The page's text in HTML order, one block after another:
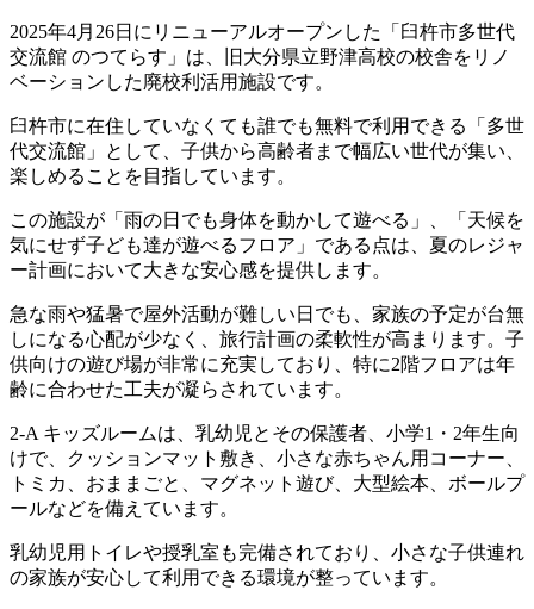
2025年4月26日にリニューアルオープンした「臼杵市多世代
交流館 のつてらす」は、旧大分県立野津高校の校舎をリノ
ベーションした廃校利活用施設です。
臼杵市に在住していなくても誰でも無料で利用できる「多世
代交流館」として、子供から高齢者まで幅広い世代が集い、
楽しめることを目指しています。
この施設が「雨の日でも身体を動かして遊べる」、「天候を
気にせず子ども達が遊べるフロア」である点は、夏のレジャ
ー計画において大きな安心感を提供します。
急な雨や猛暑で屋外活動が難しい日でも、家族の予定が台無
しになる心配が少なく、旅行計画の柔軟性が高まります。子
供向けの遊び場が非常に充実しており、特に2階フロアは年
齢に合わせた工夫が凝らされています。
2-A キッズルームは、乳幼児とその保護者、小学1・2年生向
けで、クッションマット敷き、小さな赤ちゃん用コーナー、
トミカ、おままごと、マグネット遊び、大型絵本、ボールプ
ールなどを備えています。
乳幼児用トイレや授乳室も完備されており、小さな子供連れ
の家族が安心して利用できる環境が整っています。